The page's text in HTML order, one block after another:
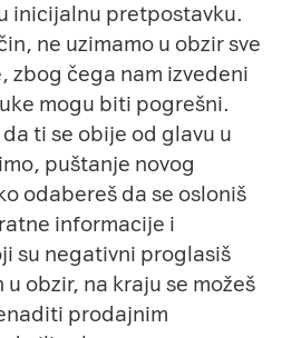
inicijalnu pretpostavku.
ne uzimamo u obzir sve
zbog čega nam izvedeni
mogu biti pogrešni.
ti se obije od glavu u
puštanje novog
odabereš da se osloniš
informacije i
su negativni proglasiš
obzir, na kraju se možeš
prodajnim